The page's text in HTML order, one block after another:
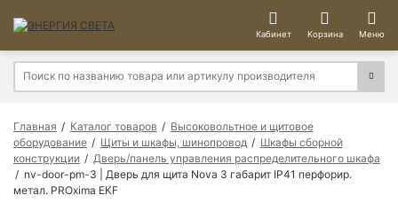
Кабинет Корзина Меню
Главная Каталог товаров
Высоковольтное и щитовое
оборудование
Щиты и шкафы, шинопровод
Шкафы сборной
конструкции
Дверь/панель управления распределительного шкафа
nv-door-pm-3 | Дверь для щита Nova 3 габарит IP41 перфорир.
метал. PROxima EKF